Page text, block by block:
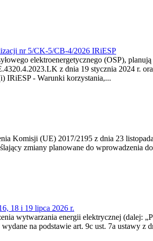
nr 5/CK-5/CB-4/2026 IRiESP
elektroenergetycznego (OSP),
z dnia 19 stycznia 2024 r.
IRiESP - Warunki korzystania,...
Komisji (UE) 2017/2195 z dnia 23‍
zmiany planowane do wprowadzenia
18 i 19 lipca 2026 r.
wytwarzania energii elektrycznej (dalej:
na podstawie art. 9c ust. 7a ustawy z